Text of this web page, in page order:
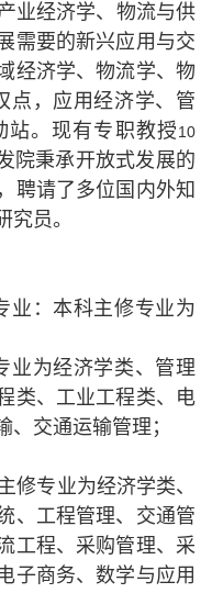
业经济学、物流与供
需要的新兴应用与交
经济学、物流学、物
点，应用经济学、管
站。现有专职教授10
院秉承开放式发展的
聘请了多位国内外知
员。
业：本科主修专业为
业为经济学类、管理
类、工业工程类、电
交通运输管理；
专业为经济学类、
、工程管理、交通管
工程、采购管理、采
子商务、数学与应用